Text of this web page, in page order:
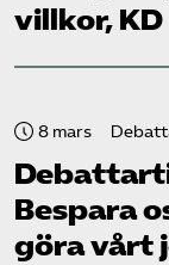
villkor, KD
8 mars
Bespara
göra vårt